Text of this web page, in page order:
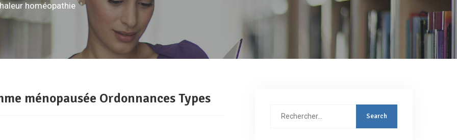
homéopathie
ménopausée Ordonnances Types
Rechercher